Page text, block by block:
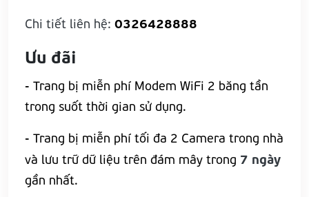
Chi tiết liên hệ: 0326428888
Ưu đãi
- Trang bị miễn phí Modem WiFi 2 băng tần
trong suốt thời gian sử dụng.
- Trang bị miễn phí tối đa 2 Camera trong nhà
và lưu trữ dữ liệu trên đám mây trong 7 ngày
gần nhất.